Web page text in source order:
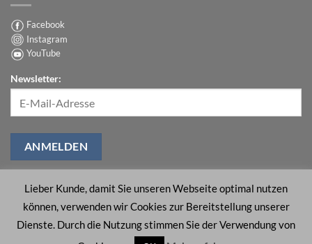
Kreative
mit
Heißprägefolien
umsetzen
Facebook
Instagram
YouTube
Newsletter:
DATENSCHUTZRICHTLINIEN
BARRIEREFREIHEIT
Lieber Kunde, damit Sie unseren Webseite optimal nutzen
können, verwenden wir Cookies zur Bereitstellung unserer
Dienste. Durch die Nutzung stimmen Sie der Verwendung von